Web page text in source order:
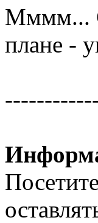
Мммм...
плане -